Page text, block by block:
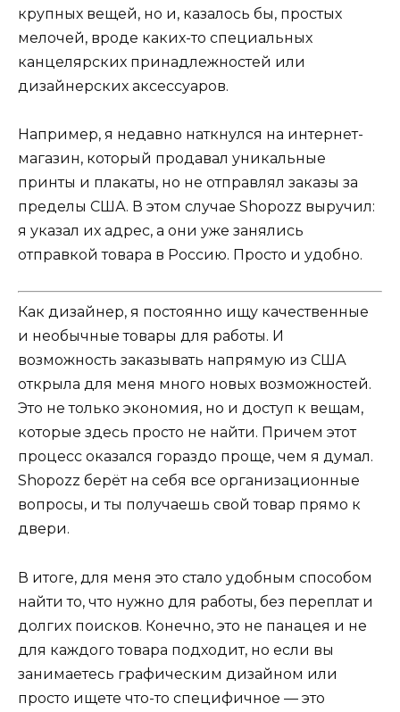
крупных вещей, но и, казалось бы, простых
мелочей, вроде каких-то специальных
канцелярских принадлежностей или
дизайнерских аксессуаров.
Например, я недавно наткнулся на интернет-
магазин, который продавал уникальные
принты и плакаты, но не отправлял заказы за
пределы США. В этом случае Shopozz выручил:
я указал их адрес, а они уже занялись
отправкой товара в Россию. Просто и удобно.
Как дизайнер, я постоянно ищу качественные
и необычные товары для работы. И
возможность заказывать напрямую из США
открыла для меня много новых возможностей.
Это не только экономия, но и доступ к вещам,
которые здесь просто не найти. Причем этот
процесс оказался гораздо проще, чем я думал.
Shopozz берёт на себя все организационные
вопросы, и ты получаешь свой товар прямо к
двери.
В итоге, для меня это стало удобным способом
найти то, что нужно для работы, без переплат и
долгих поисков. Конечно, это не панацея и не
для каждого товара подходит, но если вы
занимаетесь графическим дизайном или
просто ищете что-то специфичное — это